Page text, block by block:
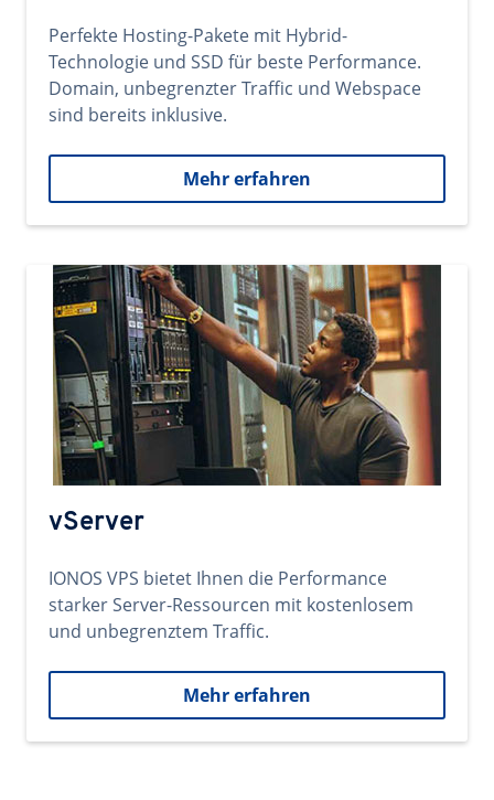
Perfekte Hosting-Pakete mit Hybrid-
Technologie und SSD für beste Performance.
Domain, unbegrenzter Traffic und Webspace
sind bereits inklusive.
Mehr erfahren
vServer
IONOS VPS bietet Ihnen die Performance
starker Server-Ressourcen mit kostenlosem
und unbegrenztem Traffic.
Mehr erfahren